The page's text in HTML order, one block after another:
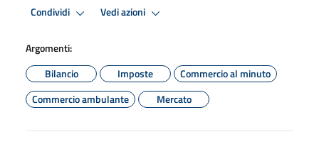
Condividi Vedi azioni
Argomenti:
Bilancio
Imposte
Commercio al minuto
Commercio ambulante
Mercato